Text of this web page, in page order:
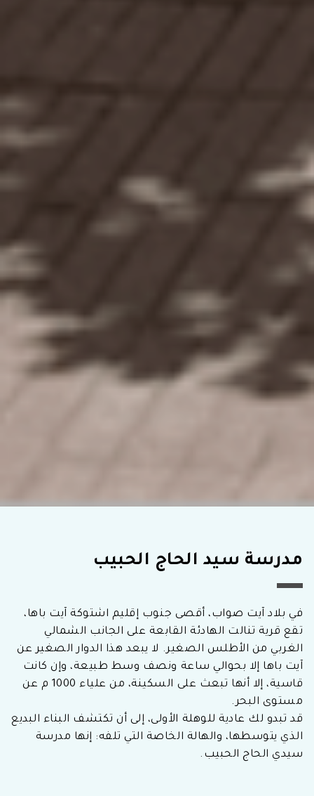
مدرسة سيد الحاج الحبيب
في بلاد آيت صواب، أقصى جنوب إقليم اشتوكة آيت باها،
تقع قرية تنالت الهادئة القابعة على الجانب الشمالي
الغربي من الأطلس الصغير. لا يبعد هذا الدوار الصغير عن
آيت باها إلا بحوالي ساعة ونصف وسط طبيعة، وإن كانت
قاسية، إلا أنها تبعث على السكينة، من علياء 1000 م عن
مستوى البحر.
قد تبدو لك عادية للوهلة الأولى، إلى أن تكتشف البناء البديع
الذي يتوسطها، والهالة الخاصة التي تلفه: إنها مدرسة
سيدي الحاج الحبيب.